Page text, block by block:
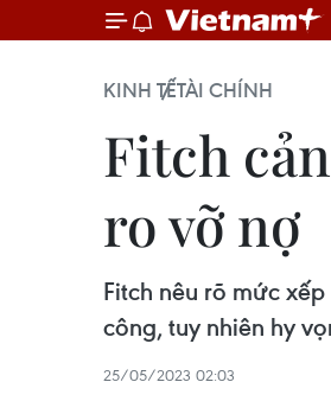
KINH TẾTÀI CHÍNH
Fitch
ro vỡ nợ
Fitch nêu rõ mức
công, tuy nhiên hy
25/05/2023 02:03